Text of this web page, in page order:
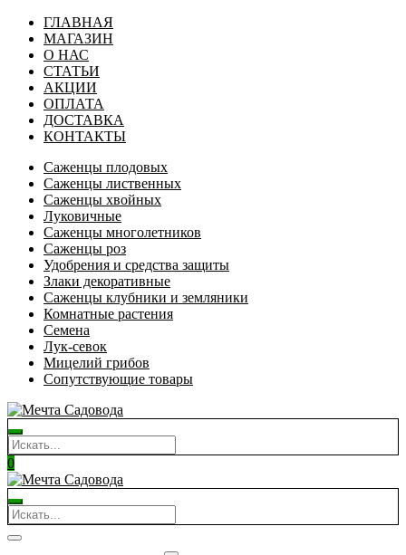
ГЛАВНАЯ
МАГАЗИН
О НАС
СТАТЬИ
АКЦИИ
ОПЛАТА
ДОСТАВКА
КОНТАКТЫ
Саженцы плодовых
Саженцы лиственных
Саженцы хвойных
Луковичные
Саженцы многолетников
Саженцы роз
Удобрения и средства защиты
Злаки декоративные
Саженцы клубники и земляники
Комнатные растения
Семена
Лук-севок
Мицелий грибов
Сопутствующие товары
0